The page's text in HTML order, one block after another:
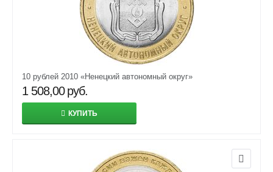
10 рублей 2010 «Ненецкий автономный округ»
1 508,00 руб.
КУПИТЬ